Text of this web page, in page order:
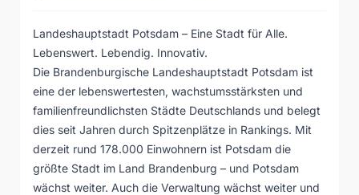
Landeshauptstadt Potsdam – Eine Stadt für Alle.
Lebenswert. Lebendig. Innovativ.
Die Brandenburgische Landeshauptstadt Potsdam ist
eine der lebenswertesten, wachstumsstärksten und
familienfreundlichsten Städte Deutschlands und belegt
dies seit Jahren durch Spitzenplätze in Rankings. Mit
derzeit rund 178.000 Einwohnern ist Potsdam die
größte Stadt im Land Brandenburg – und Potsdam
wächst weiter. Auch die Verwaltung wächst weiter und